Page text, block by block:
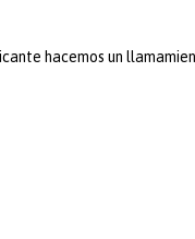
hacemos un